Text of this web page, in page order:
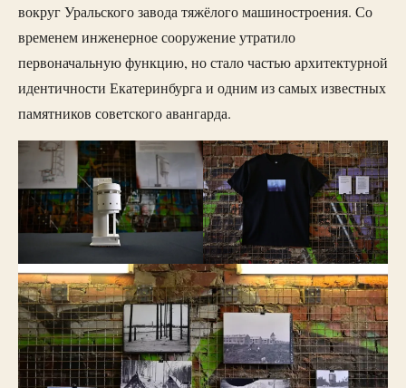
вокруг Уральского завода тяжёлого машиностроения. Со
временем инженерное сооружение утратило
первоначальную функцию, но стало частью архитектурной
идентичности Екатеринбурга и одним из самых известных
памятников советского авангарда.